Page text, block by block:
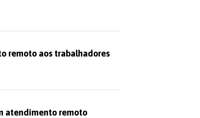
remoto aos trabalhadores
atendimento remoto